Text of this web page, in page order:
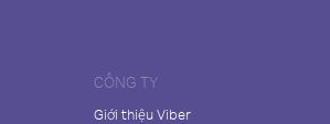
CÔNG TY
Giới thiệu Viber